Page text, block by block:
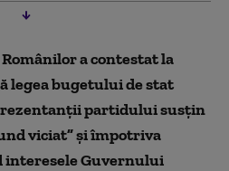
a contestat la
legea bugetului de stat
partidului susțin
viciat” și împotriva
interesele Guvernului